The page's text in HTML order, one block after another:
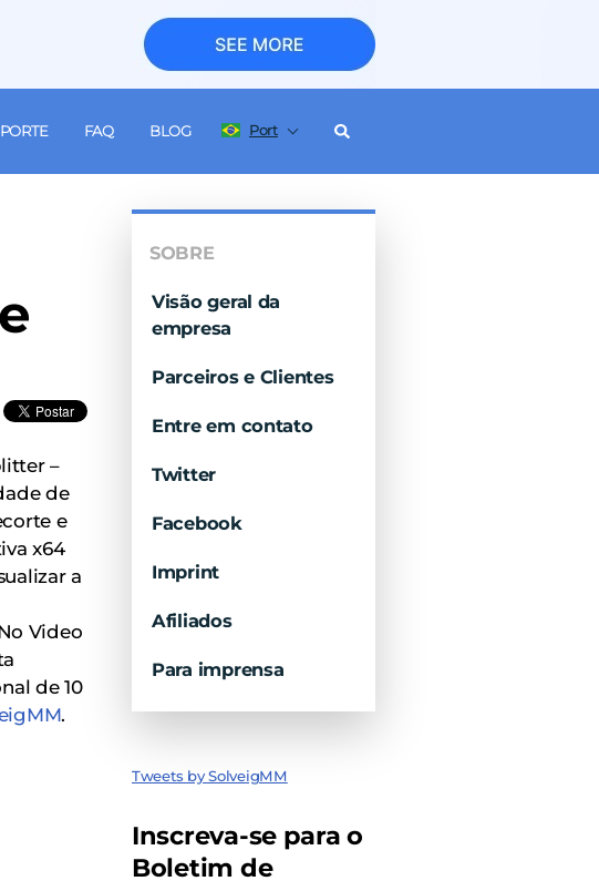
FAQ BLOG Port
–
de
e
x64
a
Video
de 10
.
SOBRE
Visão geral da
empresa
Parceiros e Clientes
Entre em contato
Twitter
Facebook
Imprint
Afiliados
Para imprensa
Tweets by SolveigMM
Inscreva-se para o
Boletim de